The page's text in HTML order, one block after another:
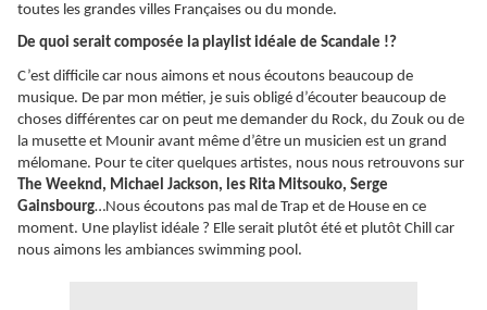
toutes les grandes villes Françaises ou du monde.
De quoi serait composée la playlist idéale de Scandale !?
C’est difficile car nous aimons et nous écoutons beaucoup de
musique. De par mon métier, je suis obligé d’écouter beaucoup de
choses différentes car on peut me demander du Rock, du Zouk ou de
la musette et Mounir avant même d’être un musicien est un grand
mélomane. Pour te citer quelques artistes, nous nous retrouvons sur
The Weeknd, Michael Jackson, les Rita Mitsouko, Serge
Gainsbourg…Nous écoutons pas mal de Trap et de House en ce
moment. Une playlist idéale ? Elle serait plutôt été et plutôt Chill car
nous aimons les ambiances swimming pool.